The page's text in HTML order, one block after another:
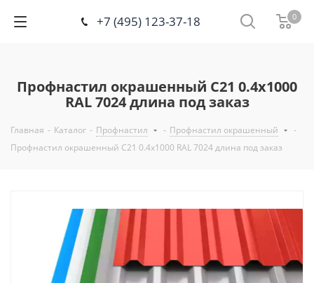
+7 (495) 123-37-18 0
Профнастил окрашенный С21 0.4х1000
RAL 7024 длина под заказ
Главная - Каталог - Профнастил - Профнастил окрашенный
-
Профнастил окрашенный С21 0.4х1000 RAL 7024 длина под заказ